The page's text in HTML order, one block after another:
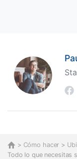
> Cómo hacer >
Todo lo que necesitas